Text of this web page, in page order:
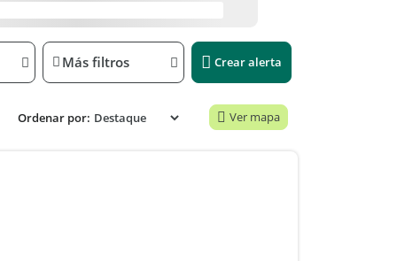
Más filtros Crear alerta
Ordenar por: Ver mapa